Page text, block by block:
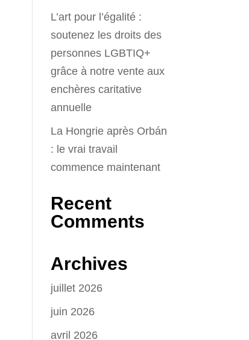
L’art pour l’égalité :
soutenez les droits des
personnes LGBTIQ+
grâce à notre vente aux
enchères caritative
annuelle
La Hongrie après Orbán
: le vrai travail
commence maintenant
Recent
Comments
Archives
juillet 2026
juin 2026
avril 2026